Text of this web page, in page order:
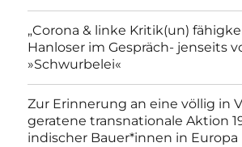
„Corona & linke Kritik(un)
Hanloser im Gespräch- jenseits
»Schwurbelei«
Zur Erinnerung an eine völlig in
geratene transnationale Aktion
indischer Bauer*innen in Europa